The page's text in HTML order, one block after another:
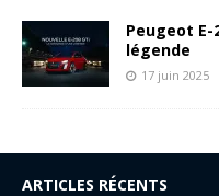
Peugeot E-
légende
17 juin 2025
ARTICLES RÉCENTS